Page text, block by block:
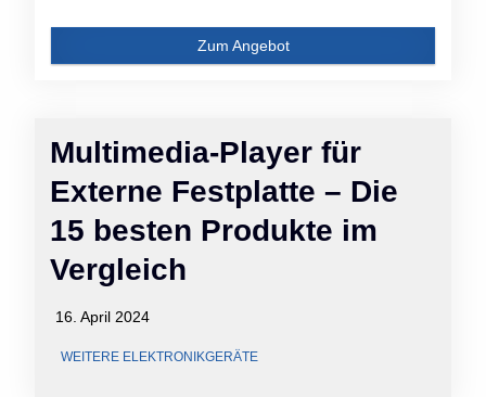
Multimedia-Player für
Externe Festplatte – Die
15 besten Produkte im
Vergleich
16. April 2024
WEITERE ELEKTRONIKGERÄTE
Zum Angebot